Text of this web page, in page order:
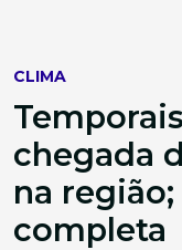
CLIMA
chegada
na
completa